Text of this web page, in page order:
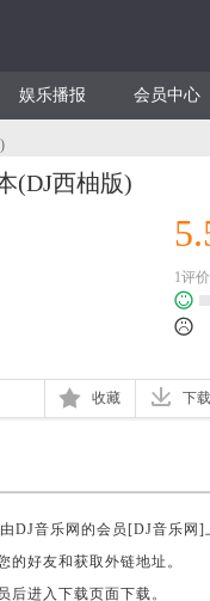
娱乐播报 会员中心
(DJ西柚版)
1评价
下载
收藏
由DJ音乐网的会员[DJ音乐网]
的好友和获取外链地址。
进入下载页面下载。